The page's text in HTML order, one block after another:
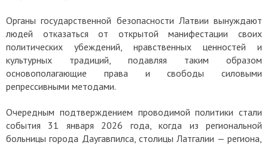
Органы государственной безопасности Латвии вынуждают
людей отказаться от открытой манифестации своих
политических убеждений, нравственных ценностей и
культурных традиций, подавляя таким образом
основополагающие права и свободы силовыми
репрессивными методами.
Очередным подтверждением проводимой политики стали
события 31 января 2026 года, когда из региональной
больницы города Даугавпилса, столицы Латгалии — региона,